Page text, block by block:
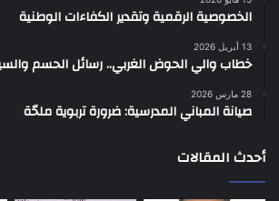
الخصوصية الرقمية وتقدير الكفاءات الوطنية
13 أبريل 2026
خطاب والي الحوض الغربي.. رسائل الحسم
28 مارس 2026
صيانة المباني المدرسية: ضرورة تربوية ملحّة
أحدث المقالات